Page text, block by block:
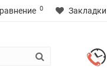
0 Закладки